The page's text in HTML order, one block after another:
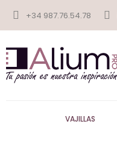
+34 987.76.54.78
VAJILLAS